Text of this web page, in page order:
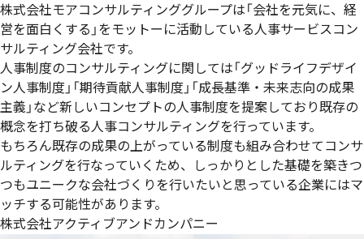
株式会社モアコンサルティンググループは「会社を元気に、経
営を面白くする」をモットーに活動している人事サービスコン
サルティング会社です。
人事制度のコンサルティングに関しては「グッドライフデザイ
ン人事制度」「期待貢献人事制度」「成長基準・未来志向の成果
主義」など新しいコンセプトの人事制度を提案しており既存の
概念を打ち破る人事コンサルティングを行っています。
もちろん既存の成果の上がっている制度も組み合わせてコンサ
ルティングを行なっていくため、しっかりとした基礎を築きつ
つもユニークな会社づくりを行いたいと思っている企業にはマ
ッチする可能性があります。
株式会社アクティブアンドカンパニー